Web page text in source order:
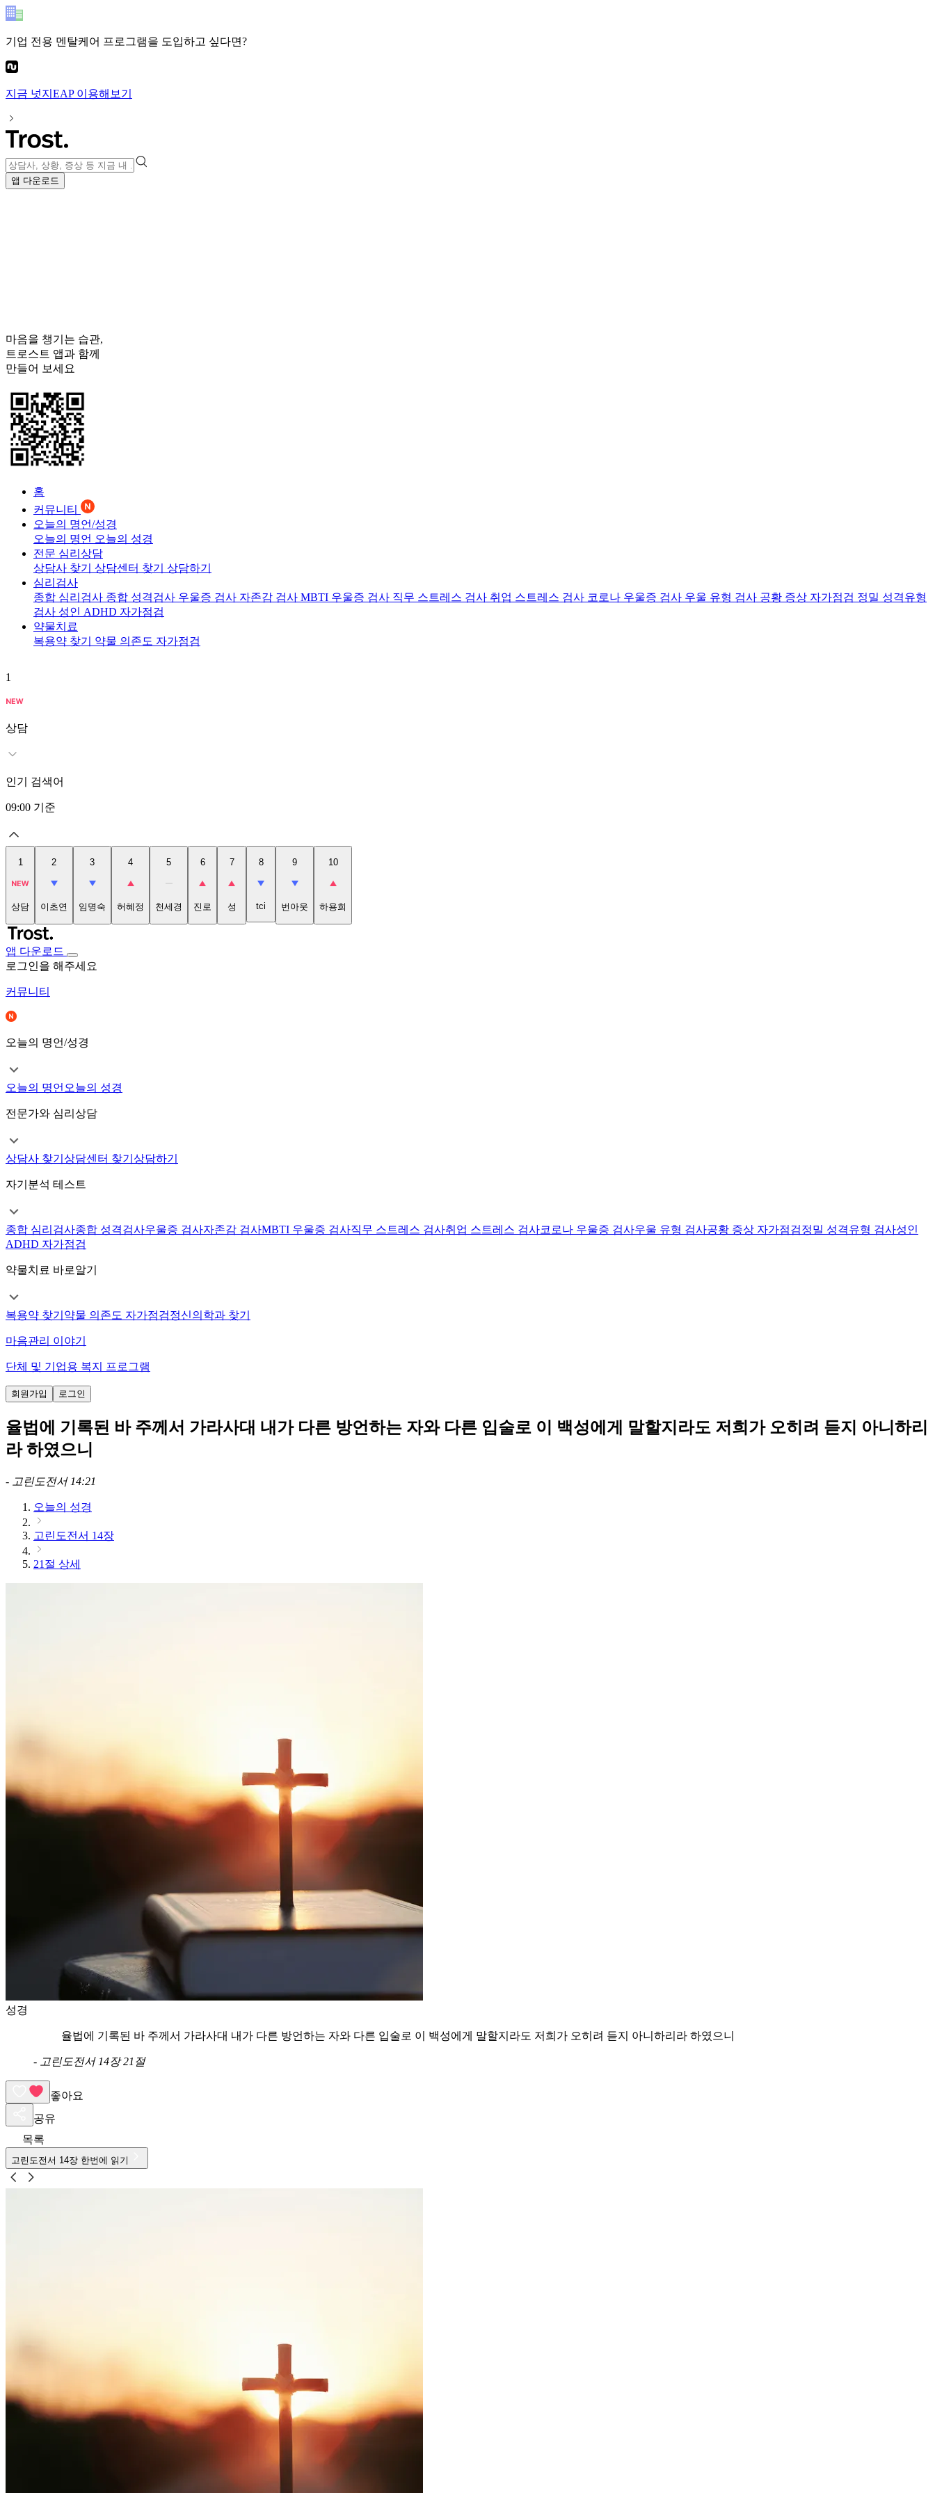
기업 전용 멘탈케어 프로그램을 도입하고 싶다면?
지금 넛지EAP이용해보기
앱 다운로드
마음을 챙기는 습관,
트로스트 앱과 함께
만들어 보세요
홈
커뮤니티
오늘의 명언/성경
오늘의 명언 오늘의 성경
전문 심리상담
상담사 찾기 상담센터 찾기 상담하기
심리검사
종합 심리검사 종합 성격검사 우울증 검사 자존감 검사 MBTI 우울증 검사 직무 스트레스 검사 취업 스트레스 검사 코로나 우울증 검사 우울 유형 검사 공황 증상 자가점검 정밀 성격유형
검사 성인 ADHD 자가점검
약물치료
복용약 찾기 약물 의존도 자가점검
1
상담
인기 검색어
09:00 기준
1
상담
2
이초연
3
임명숙
4
허혜정
5
천세경
6
진로
7
성
8
tci
9
번아웃
10
하용희
앱 다운로드
로그인을 해주세요
커뮤니티
오늘의 명언/성경
오늘의 명언 오늘의 성경
전문가와 심리상담
상담사 찾기 상담센터 찾기 상담하기
자기분석 테스트
종합 심리검사종합 성격검사우울증 검사자존감 검사MBTI 우울증 검사직무 스트레스 검사취업 스트레스 검사코로나 우울증 검사우울 유형 검사공황 증상 자가점검정밀 성격유형 검사성인
ADHD 자가점검
약물치료 바로알기
복용약 찾기 약물 의존도 자가점검정신의학과 찾기
마음관리 이야기
단체 및 기업용 복지 프로그램
회원가입 로그인
율법에 기록된 바 주께서 가라사대 내가 다른 방언하는 자와 다른 입술로 이 백성에게 말할지라도 저희가 오히려 듣지 아니하리
라 하였으니
- 고린도전서 14:21
오늘의 성경
고린도전서 14장
21절 상세
성경
율법에 기록된 바 주께서 가라사대 내가 다른 방언하는 자와 다른 입술로 이 백성에게 말할지라도 저희가 오히려 듣지 아니하리라 하였으니
- 고린도전서 14장 21절
좋아요
공유
목록
고린도전서 14장 한번에 읽기